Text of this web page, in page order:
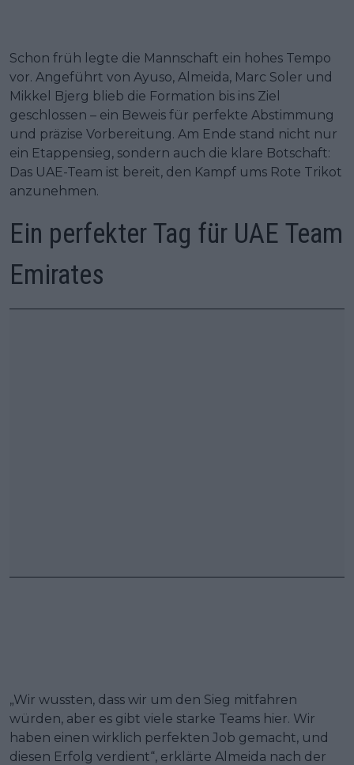
Schon früh legte die Mannschaft ein hohes Tempo
vor. Angeführt von Ayuso, Almeida, Marc Soler und
Mikkel Bjerg blieb die Formation bis ins Ziel
geschlossen – ein Beweis für perfekte Abstimmung
und präzise Vorbereitung. Am Ende stand nicht nur
ein Etappensieg, sondern auch die klare Botschaft:
Das UAE-Team ist bereit, den Kampf ums Rote Trikot
anzunehmen.
Ein perfekter Tag für UAE Team
Emirates
„Wir wussten, dass wir um den Sieg mitfahren
würden, aber es gibt viele starke Teams hier. Wir
haben einen wirklich perfekten Job gemacht, und
diesen Erfolg verdient“, erklärte Almeida nach der